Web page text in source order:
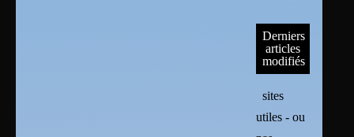
Derniers
articles
modifiés
sites
utiles - ou